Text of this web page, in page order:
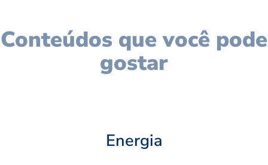
Conteúdos que você pode
gostar
Energia